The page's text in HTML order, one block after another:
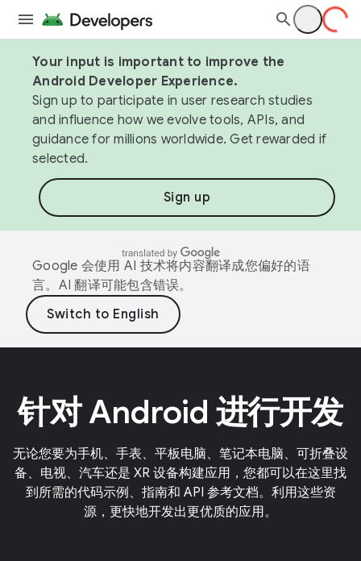
Your input is important to improve the
Android Developer Experience.
Sign up to participate in user research studies
and influence how we evolve tools, APIs, and
guidance for millions worldwide. Get rewarded if
selected.
Sign up
Google 会使用 AI 技术将内容翻译成您偏好的语
言。AI 翻译可能包含错误。
针对 Android 进行开发
无论您要为手机、手表、平板电脑、笔记本电脑、可折叠设
备、电视、汽车还是 XR 设备构建应用，您都可以在这里找
到所需的代码示例、指南和 API 参考文档。利用这些资
源，更快地开发出更优质的应用。